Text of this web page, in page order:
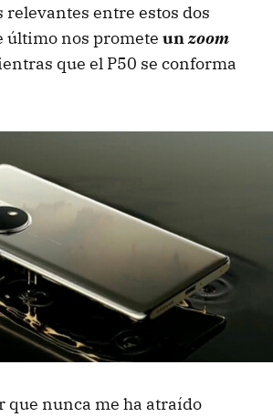
entre estos dos
último nos promete unzoom
que el P50 se conforma
que nunca me ha atraído